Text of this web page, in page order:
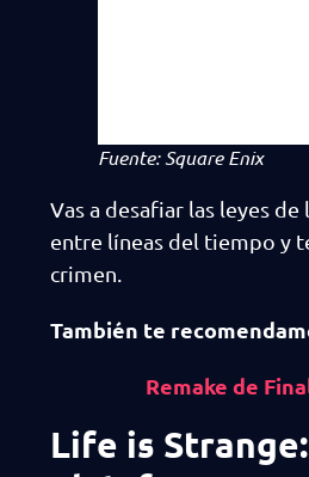
Fuente: Square Enix
Vas a desafiar las leyes
entre líneas del tiempo y
crimen.
También te
Remake de
Life is